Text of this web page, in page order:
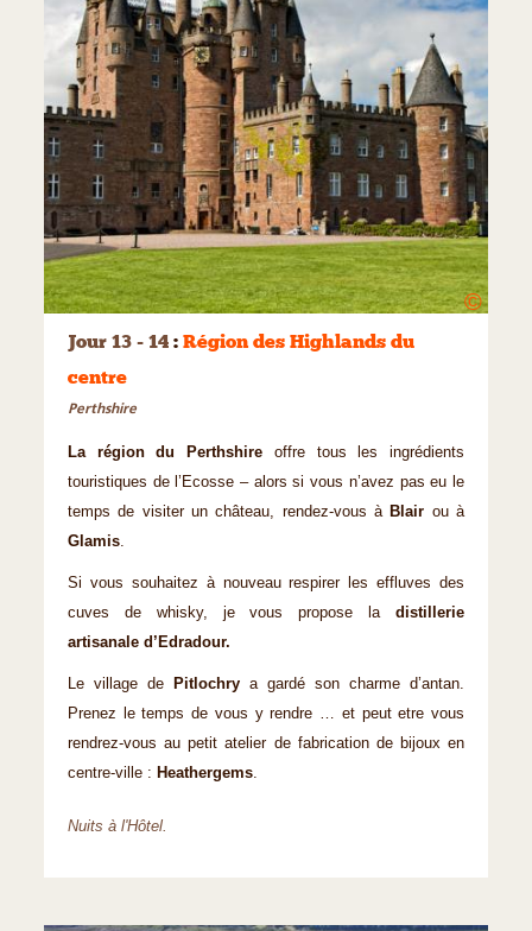
©
Jour 13 - 14 : Région des Highlands du
centre
Perthshire
La région du Perthshire offre tous les ingrédients
touristiques de l’Ecosse – alors si vous n’avez pas eu le
temps de visiter un château, rendez-vous à Blair ou à
Glamis.
Si vous souhaitez à nouveau respirer les effluves des
cuves de whisky, je vous propose la distillerie
artisanale d’Edradour.
Le village de Pitlochry a gardé son charme d’antan.
Prenez le temps de vous y rendre … et peut etre vous
rendrez-vous au petit atelier de fabrication de bijoux en
centre-ville : Heathergems.
Nuits à l'Hôtel.